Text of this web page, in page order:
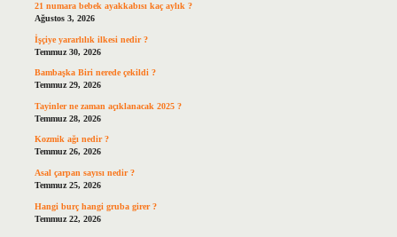
21 numara bebek ayakkabısı kaç aylık ?
Ağustos 3, 2026
İşçiye yararlılık ilkesi nedir ?
Temmuz 30, 2026
Bambaşka Biri nerede çekildi ?
Temmuz 29, 2026
Tayinler ne zaman açıklanacak 2025 ?
Temmuz 28, 2026
Kozmik ağı nedir ?
Temmuz 26, 2026
Asal çarpan sayısı nedir ?
Temmuz 25, 2026
Hangi burç hangi gruba girer ?
Temmuz 22, 2026